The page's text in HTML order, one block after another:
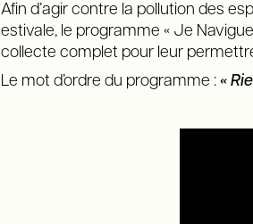
Afin d’agir contre la pollution des
estivale, le programme « Je
collecte complet pour leur
Le mot d’ordre du programme : «